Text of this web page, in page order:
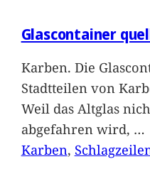
Glascontainer
Karben. Die
Stadtteilen von
Weil das Altglas
abgefahren wird, …
Karben,